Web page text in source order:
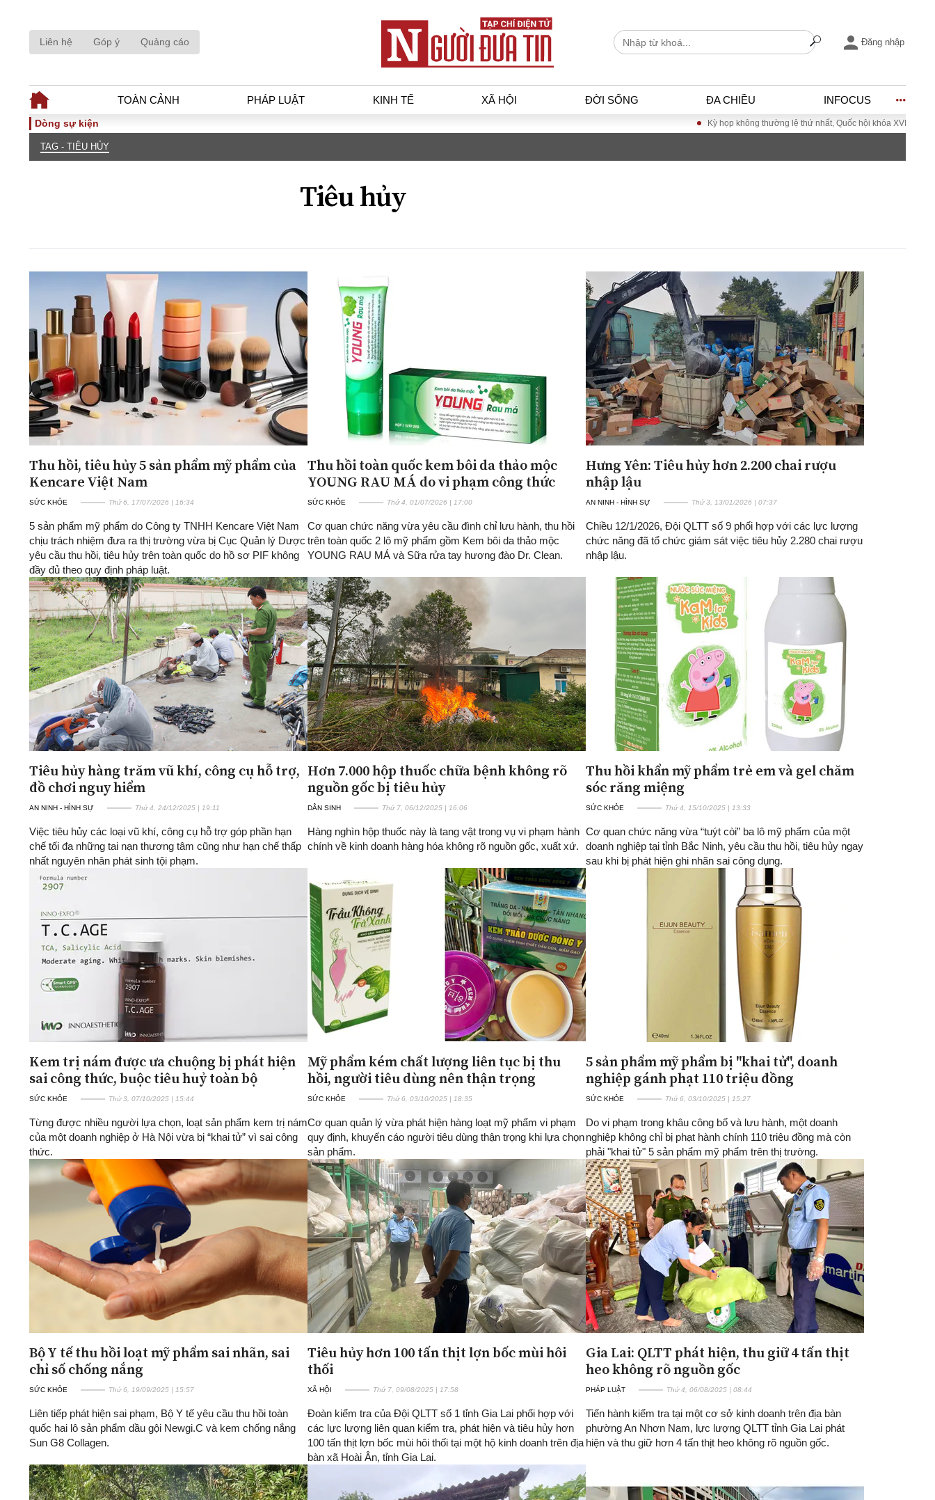
Liên hệ Góp ý Quảng cáo Đăng nhập
TOÀN CẢNH PHÁP LUẬT KINH TẾ XÃ HỘI ĐỜI SỐNG ĐA CHIỀU INFOCUS
TOÀN CẢNH
Thế giới
Góc nhìn luật gia
An ninh - Hình sự
Xu hướng thị trường
Giao thông – Đô thị
ĐA CHIỀU
Quan điểm
Xi nhan Trái Phải
Bạn đọc viết
INFOCUS
Đăng ký tin tức mới
Dòng sự kiện Kỳ họp không thường lệ thứ nhất, Quốc hội khóa XVI Đưa Nghị quyết
TAG - TIÊU HỦY
Tiêu hủy
Thu hồi, tiêu hủy 5 sản phẩm mỹ phẩm của
Kencare Việt Nam
SỨC KHỎE Thứ 6, 17/07/2026 | 16:34
5 sản phẩm mỹ phẩm do Công ty TNHH Kencare Việt Nam
chịu trách nhiệm đưa ra thị trường vừa bị Cục Quản lý Dược
yêu cầu thu hồi, tiêu hủy trên toàn quốc do hồ sơ PIF không
đầy đủ theo quy định pháp luật.
Thu hồi toàn quốc kem bôi da thảo mộc
YOUNG RAU MÁ do vi phạm công thức
SỨC KHỎE Thứ 4, 01/07/2026 | 17:00
Cơ quan chức năng vừa yêu cầu đình chỉ lưu hành, thu hồi
trên toàn quốc 2 lô mỹ phẩm gồm Kem bôi da thảo mộc
YOUNG RAU MÁ và Sữa rửa tay hương đào Dr. Clean.
Hưng Yên: Tiêu hủy hơn 2.200 chai rượu
nhập lậu
AN NINH - HÌNH SỰ Thứ 3, 13/01/2026 | 07:37
Chiều 12/1/2026, Đội QLTT số 9 phối hợp với các lực lượng
chức năng đã tổ chức giám sát việc tiêu hủy 2.280 chai rượu
nhập lậu.
Tiêu hủy hàng trăm vũ khí, công cụ hỗ trợ,
đồ chơi nguy hiểm
AN NINH - HÌNH SỰ Thứ 4, 24/12/2025 | 19:11
Việc tiêu hủy các loại vũ khí, công cụ hỗ trợ góp phần hạn
chế tối đa những tai nạn thương tâm cũng như hạn chế thấp
nhất nguyên nhân phát sinh tội phạm.
Hơn 7.000 hộp thuốc chữa bệnh không rõ
nguồn gốc bị tiêu hủy
DÂN SINH Thứ 7, 06/12/2025 | 16:06
Hàng nghìn hộp thuốc này là tang vật trong vụ vi phạm hành
chính về kinh doanh hàng hóa không rõ nguồn gốc, xuất xứ.
Thu hồi khẩn mỹ phẩm trẻ em và gel chăm
sóc răng miệng
SỨC KHỎE Thứ 4, 15/10/2025 | 13:33
Cơ quan chức năng vừa “tuýt còi” ba lô mỹ phẩm của một
doanh nghiệp tại tỉnh Bắc Ninh, yêu cầu thu hồi, tiêu hủy ngay
sau khi bị phát hiện ghi nhãn sai công dụng.
Kem trị nám được ưa chuộng bị phát hiện
sai công thức, buộc tiêu huỷ toàn bộ
SỨC KHỎE Thứ 3, 07/10/2025 | 15:44
Từng được nhiều người lựa chọn, loạt sản phẩm kem trị nám
của một doanh nghiệp ở Hà Nội vừa bị “khai tử” vì sai công
thức.
Mỹ phẩm kém chất lượng liên tục bị thu
hồi, người tiêu dùng nên thận trọng
SỨC KHỎE Thứ 6, 03/10/2025 | 18:35
Cơ quan quản lý vừa phát hiện hàng loạt mỹ phẩm vi phạm
quy định, khuyến cáo người tiêu dùng thận trọng khi lựa chọn
sản phẩm.
5 sản phẩm mỹ phẩm bị "khai tử", doanh
nghiệp gánh phạt 110 triệu đồng
SỨC KHỎE Thứ 6, 03/10/2025 | 15:27
Do vi phạm trong khâu công bố và lưu hành, một doanh
nghiệp không chỉ bị phạt hành chính 110 triệu đồng mà còn
phải "khai tử" 5 sản phẩm mỹ phẩm trên thị trường.
Bộ Y tế thu hồi loạt mỹ phẩm sai nhãn, sai
chỉ số chống nắng
SỨC KHỎE Thứ 6, 19/09/2025 | 15:57
Liên tiếp phát hiện sai phạm, Bộ Y tế yêu cầu thu hồi toàn
quốc hai lô sản phẩm dầu gội Newgi.C và kem chống nắng
Sun G8 Collagen.
Tiêu hủy hơn 100 tấn thịt lợn bốc mùi hôi
thối
XÃ HỘI Thứ 7, 09/08/2025 | 17:58
Đoàn kiểm tra của Đội QLTT số 1 tỉnh Gia Lai phối hợp với
các lực lượng liên quan kiểm tra, phát hiện và tiêu hủy hơn
100 tấn thịt lợn bốc mùi hôi thối tại một hộ kinh doanh trên địa
bàn xã Hoài Ân, tỉnh Gia Lai.
Gia Lai: QLTT phát hiện, thu giữ 4 tấn thịt
heo không rõ nguồn gốc
PHÁP LUẬT Thứ 4, 06/08/2025 | 08:44
Tiến hành kiểm tra tại một cơ sở kinh doanh trên địa bàn
phường An Nhơn Nam, lực lượng QLTT tỉnh Gia Lai phát
hiện và thu giữ hơn 4 tấn thịt heo không rõ nguồn gốc.